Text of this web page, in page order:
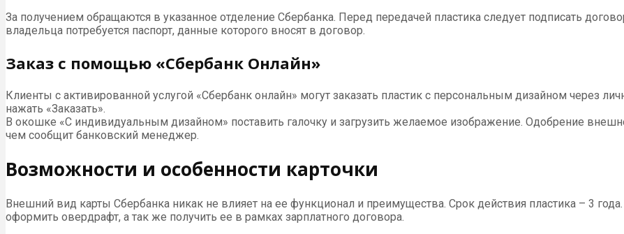
За получением обращаются в указанное отделение Сбербанка. Перед передачей пластика следует подписать
владельца потребуется паспорт, данные которого вносят в договор.
Заказ с помощью «Сбербанк Онлайн»
Клиенты с активированной услугой «Сбербанк онлайн» могут заказать пластик с персональным дизайном через
нажать «Заказать».
В окошке «С индивидуальным дизайном» поставить галочку и загрузить желаемое изображение. Одобрение
чем сообщит банковский менеджер.
Возможности и особенности карточки
Внешний вид карты Сбербанка никак не влияет на ее функционал и преимущества. Срок действия пластика – 3
оформить овердрафт, а так же получить ее в рамках зарплатного договора.